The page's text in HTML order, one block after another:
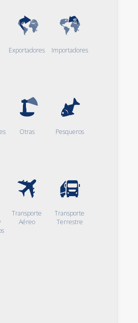
Exportadores Importadores
Otras Pesqueros
Transporte
Aéreo
Transporte
Terrestre